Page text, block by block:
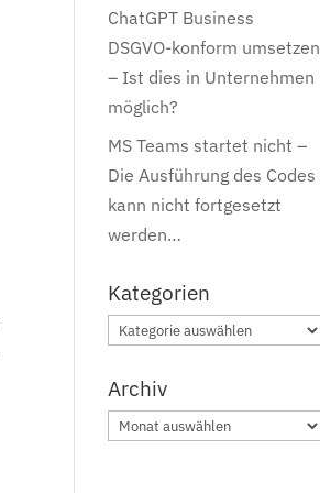
ChatGPT Business
DSGVO-konform umsetzen
– Ist dies in Unternehmen
möglich?
MS Teams startet nicht –
Die Ausführung des Codes
kann nicht fortgesetzt
werden…
Kategorien
Kategorien
Archiv
Archiv